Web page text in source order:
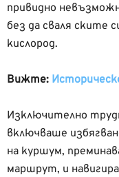
привидно
без да сваля ските
кислород.
Вижте:
Изключително
включваше
на куршум,
маршрут, и